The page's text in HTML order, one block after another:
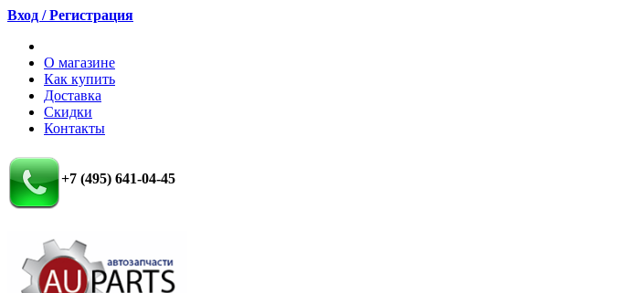
Вход / Регистрация
О магазине
Как купить
Доставка
Скидки
Контакты
+7 (495) 641-04-45